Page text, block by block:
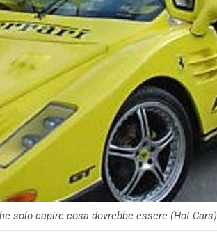
solo capire cosa dovrebbe essere (Hot Cars)